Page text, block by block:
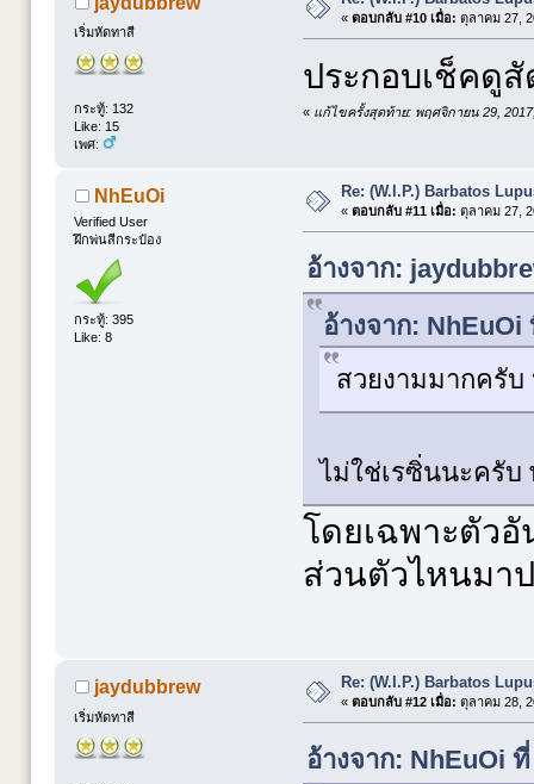
เริ่มหัดทาสี
กระทู้: 132
Like: 15
เพศ:
« ตอบกลับ #10 เมื่อ: ตุลาคม 27,
ประกอบเช็คดู
« แก้ไขครั้งสุดท้าย: พฤศจิกายน 29,
NhEuOi
Verified User
ฝึกพ่นสีกระป๋อง
กระทู้: 395
Like: 8
Re: (W.I.P.) Barbatos
« ตอบกลับ #11 เมื่อ: ตุลาคม 27,
อ้างจาก:
อ้างจาก: NhEuOi
สวยงามมากครับ
ไม่ใช่เรซิ่นนะครับ
โดยเฉพาะตัวอั
ส่วนตัวไหนมา
jaydubbrew
เริ่มหัดทาสี
Re: (W.I.P.) Barbatos
« ตอบกลับ #12 เมื่อ: ตุลาคม 28,
อ้างจาก: NhEuOi